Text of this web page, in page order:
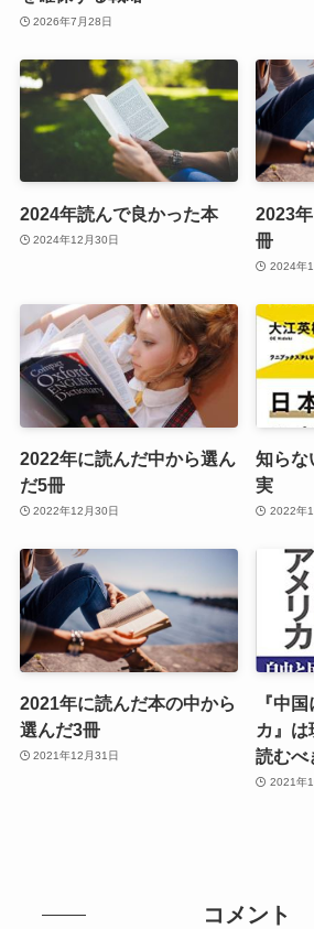
2026年7月28日
2024年読んで良かった本
2024年12月30日
2023
冊
2024年
2022年に読んだ中から選ん
だ5冊
2022年12月30日
知らな
実
2022年
2021年に読んだ本の中から
選んだ3冊
2021年12月31日
『中
カ』
読むべ
2021年
コメント